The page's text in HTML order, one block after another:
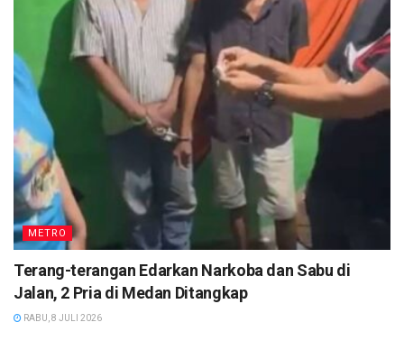
METRO
Terang-terangan Edarkan Narkoba dan Sabu di
Jalan, 2 Pria di Medan Ditangkap
RABU, 8 JULI 2026